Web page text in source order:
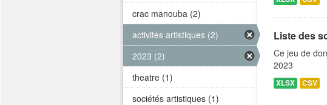
Liste des
Ce jeu de
2023
XLSX CSV
crac manouba (2)
activités artistiques (2)
2023 (2)
theatre (1)
sociétés artistiques (1)